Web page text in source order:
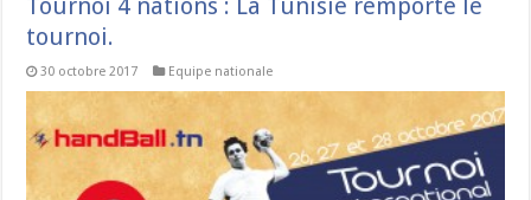
Tournoi 4 nations : La Tunisie remporte le
tournoi.
30 octobre 2017 Equipe nationale